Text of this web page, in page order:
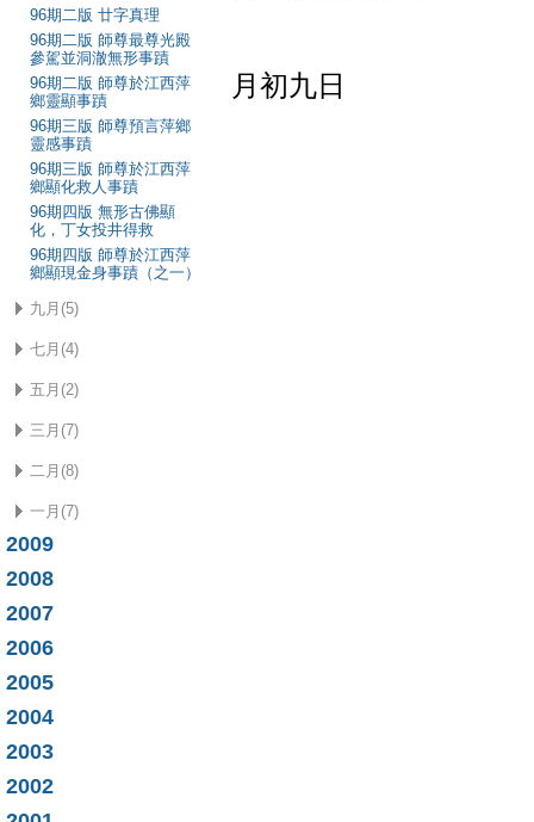
96期二版 廿字真理
96期二版 師尊最尊光殿
參駕並洞澈無形事蹟
96期二版 師尊於江西萍
鄉靈顯事蹟
96期三版 師尊預言萍鄉
靈感事蹟
96期三版 師尊於江西萍
鄉顯化救人事蹟
96期四版 無形古佛顯
化，丁女投井得救
96期四版 師尊於江西萍
鄉顯現金身事蹟（之一）
九月(5)
七月(4)
五月(2)
三月(7)
二月(8)
一月(7)
2009
2008
2007
2006
2005
2004
2003
2002
月初九日